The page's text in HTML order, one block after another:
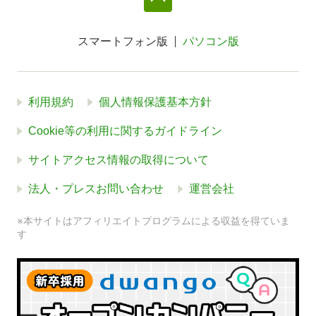
スマートフォン版 パソコン版
利用規約 個人情報保護基本方針
Cookie等の利用に関するガイドライン
サイトアクセス情報の取得について
法人・プレスお問い合わせ 運営会社
※本サイトはアフィリエイトプログラムによる収益を得ていま
す